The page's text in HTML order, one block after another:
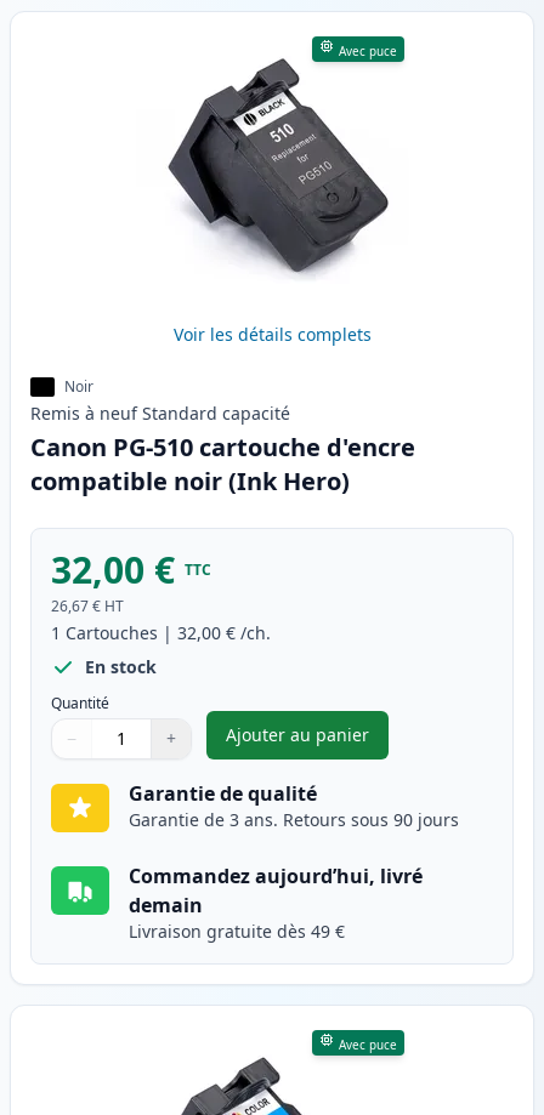
Avec puce
Voir les détails complets
Noir
Remis à neuf Standard capacité
Canon PG-510 cartouche d'encre
compatible noir (Ink Hero)
32,00 € TTC
26,67 € HT
1 Cartouches | 32,00 € /ch.
En stock
Quantité
Quantité
Utilisez les boutons pour ajuster
− +
Quantité
Ajouter au panier
,Canon PG-510 cartouche
Garantie de qualité
Garantie de 3 ans. Retours sous 90 jours
Commandez aujourd’hui, livré
demain
Livraison gratuite dès 49 €
Avec puce